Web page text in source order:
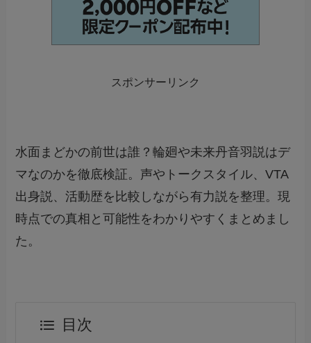
スポンサーリンク
水面まどかの前世は誰？輪廻や未来丹音羽説はデ
マなのかを徹底検証。声やトークスタイル、VTA
出身説、活動歴を比較しながら有力説を整理。現
時点での真相と可能性をわかりやすくまとめまし
た。
目次